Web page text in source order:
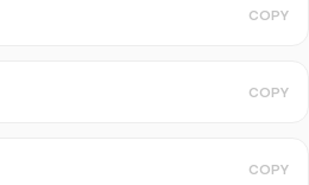
COPY
COPY
COPY